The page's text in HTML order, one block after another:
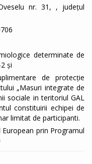
nr. 31, , judeţul
determinate de
și
de protecție
„Masuri integrate de
sociale in teritoriul GAL
constituirii echipei de
limitat de participanti.
prin Programul